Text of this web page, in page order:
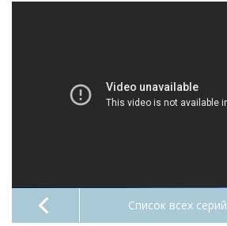
Список всех серий